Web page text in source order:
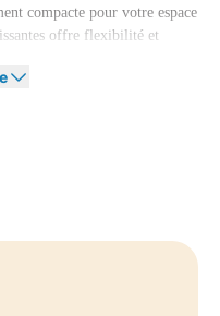
compacte pour votre espace
offre flexibilité et
de l'espace